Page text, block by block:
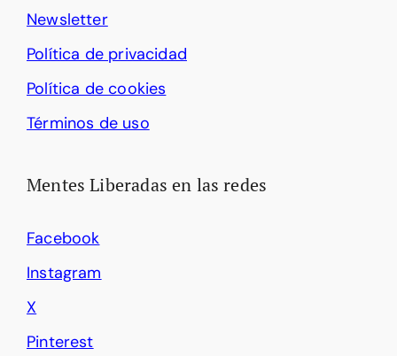
Newsletter
Política de privacidad
Política de cookies
Términos de uso
Mentes Liberadas en las redes
Facebook
Instagram
X
Pinterest